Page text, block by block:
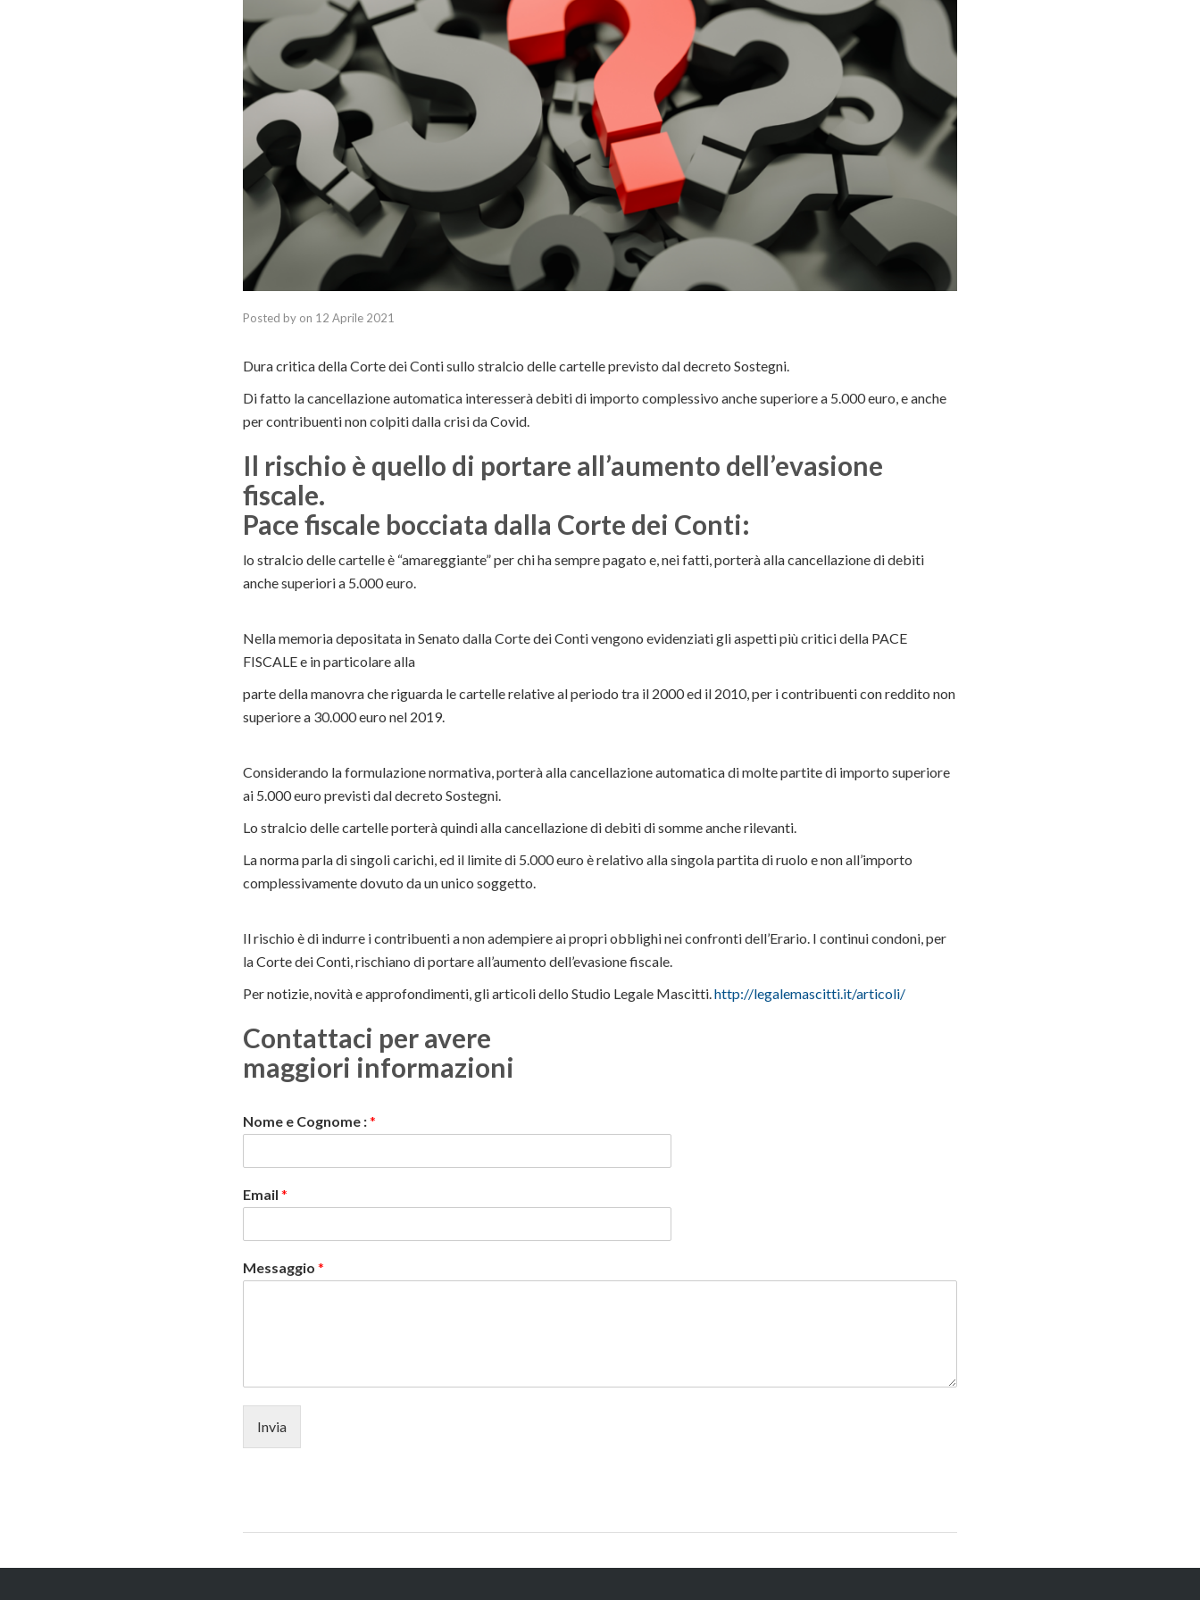
Posted by on 12 Aprile 2021
Dura critica della Corte dei Conti sullo stralcio delle cartelle previsto dal decreto Sostegni.
Di fatto la cancellazione automatica interesserà debiti di importo complessivo anche superiore a 5.000 euro, e anche
per contribuenti non colpiti dalla crisi da Covid.
Il rischio è quello di portare all’aumento dell’evasione
fiscale.
Pace fiscale bocciata dalla Corte dei Conti:
lo stralcio delle cartelle è “amareggiante” per chi ha sempre pagato e, nei fatti, porterà alla cancellazione di debiti
anche superiori a 5.000 euro.
Nella memoria depositata in Senato dalla Corte dei Conti vengono evidenziati gli aspetti più critici della PACE
FISCALE e in particolare alla
parte della manovra che riguarda le cartelle relative al periodo tra il 2000 ed il 2010, per i contribuenti con reddito non
superiore a 30.000 euro nel 2019.
Considerando la formulazione normativa, porterà alla cancellazione automatica di molte partite di importo superiore
ai 5.000 euro previsti dal decreto Sostegni.
Lo stralcio delle cartelle porterà quindi alla cancellazione di debiti di somme anche rilevanti.
La norma parla di singoli carichi, ed il limite di 5.000 euro è relativo alla singola partita di ruolo e non all’importo
complessivamente dovuto da un unico soggetto.
Il rischio è di indurre i contribuenti a non adempiere ai propri obblighi nei confronti dell’Erario. I continui condoni, per
la Corte dei Conti, rischiano di portare all’aumento dell’evasione fiscale.
Per notizie, novità e approfondimenti, gli articoli dello Studio Legale Mascitti.http://legalemascitti.it/articoli/
Contattaci per avere
maggiori informazioni
Nome e Cognome :*
Email *
Messaggio *
Invia